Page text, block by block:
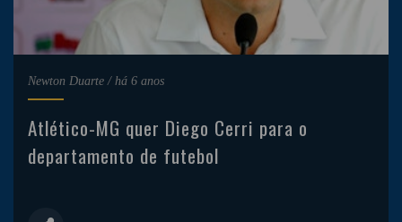
Newton Duarte / há 6 anos
Atlético-MG quer Diego Cerri para o
departamento de futebol